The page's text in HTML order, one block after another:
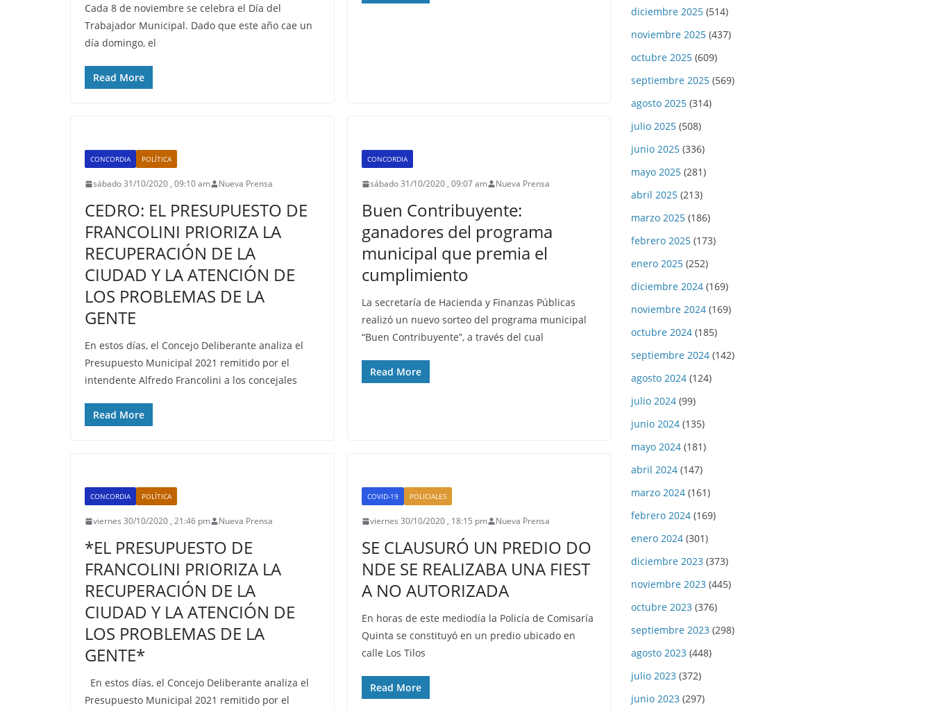
Cada 8 de noviembre se celebra el Día del
Trabajador Municipal. Dado que este año cae un
día domingo, el
Read More
CONCORDIA POLÍTICA
sábado 31/10/2020 , 09:10 am Nueva Prensa
CEDRO: EL PRESUPUESTO DE
FRANCOLINI PRIORIZA LA
RECUPERACIÓN DE LA
CIUDAD Y LA ATENCIÓN DE
LOS PROBLEMAS DE LA
GENTE
En estos días, el Concejo Deliberante analiza el
Presupuesto Municipal 2021 remitido por el
intendente Alfredo Francolini a los concejales
Read More
CONCORDIA
sábado 31/10/2020 , 09:07 am Nueva Prensa
Buen Contribuyente:
ganadores del programa
municipal que premia el
cumplimiento
La secretaría de Hacienda y Finanzas Públicas
realizó un nuevo sorteo del programa municipal
“Buen Contribuyente”, a través del cual
Read More
CONCORDIA POLÍTICA
viernes 30/10/2020 , 21:46 pm Nueva Prensa
*EL PRESUPUESTO DE
FRANCOLINI PRIORIZA LA
RECUPERACIÓN DE LA
CIUDAD Y LA ATENCIÓN DE
LOS PROBLEMAS DE LA
GENTE*
En estos días, el Concejo Deliberante analiza el
Presupuesto Municipal 2021 remitido por el
COVID-19 POLICIALES
viernes 30/10/2020 , 18:15 pm Nueva Prensa
SE CLAUSURÓ UN PREDIO DO
NDE SE REALIZABA UNA FIEST
A NO AUTORIZADA
En horas de este mediodía la Policía de Comisaría
Quinta se constituyó en un predio ubicado en
calle Los Tilos
Read More
diciembre 2025 (514)
noviembre 2025 (437)
octubre 2025 (609)
septiembre 2025 (569)
agosto 2025 (314)
julio 2025 (508)
junio 2025 (336)
mayo 2025 (281)
abril 2025 (213)
marzo 2025 (186)
febrero 2025 (173)
enero 2025 (252)
diciembre 2024 (169)
noviembre 2024 (169)
octubre 2024 (185)
septiembre 2024 (142)
agosto 2024 (124)
julio 2024 (99)
junio 2024 (135)
mayo 2024 (181)
abril 2024 (147)
marzo 2024 (161)
febrero 2024 (169)
enero 2024 (301)
diciembre 2023 (373)
noviembre 2023 (445)
octubre 2023 (376)
septiembre 2023 (298)
agosto 2023 (448)
julio 2023 (372)
junio 2023 (297)